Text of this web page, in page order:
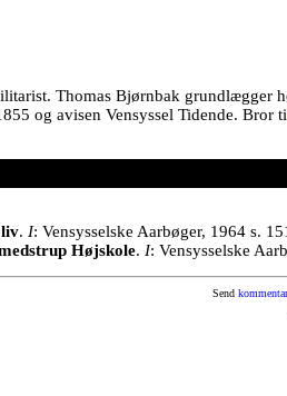
Thomas Bjørnbak grundlægger
og avisen Vensyssel Tidende. Bror
. I: Vensysselske Aarbøger, 1964 s.
Højskole. I: Vensysselske
Send kommentar